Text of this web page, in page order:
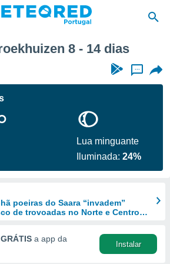
8 - 14 dias
...
Lua minguante
Iluminada:24%
poeiras do Saara “invadem”
de trovoadas no Norte e Centro
GRÁTIS a app da
Instalar